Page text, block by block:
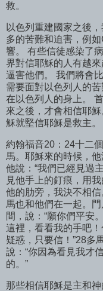
救。
以色列重建國家之後
多的苦難和迫害，例
響。 有些信徒感染了
界對信耶穌的人有越
逼害他們。 我們將會
需要面對以色列人的
在以色列人的身上。
來之後，才會相信耶
穌就堅信耶穌是救主。
約翰福音20：24十二
馬。耶穌來的時候，
他說：“我們已經見過
見他手上的釘痕，用
他的肋旁，我決不相
馬也和他們在一起。
間，說：“願你們平安
這裡，看看我的手吧
疑惑，只要信！”28多
說：“你因為看見我才
的。”
那些相信耶穌是主和